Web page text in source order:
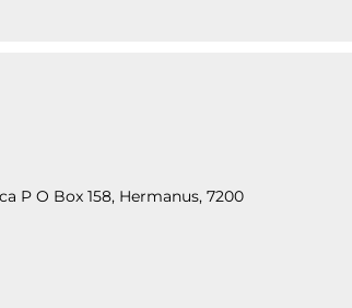
P O Box 158, Hermanus, 7200